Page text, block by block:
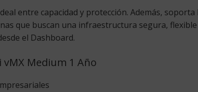
entre capacidad y protección. Además,
que buscan una infraestructura segura,
el Dashboard.
vMX Medium 1 Año